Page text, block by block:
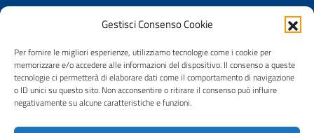
Gestisci Consenso Cookie
Per fornire le migliori esperienze, utilizziamo tecnologie come i cookie per
memorizzare e/o accedere alle informazioni del dispositivo. Il consenso a queste
tecnologie ci permetterà di elaborare dati come il comportamento di navigazione
o ID unici su questo sito. Non acconsentire o ritirare il consenso può influire
negativamente su alcune caratteristiche e funzioni.
Useful Links Section
Privacy | Cookie policy | Contatti |
accessibilità | Crediti | Nota di copyright | Realizzato da